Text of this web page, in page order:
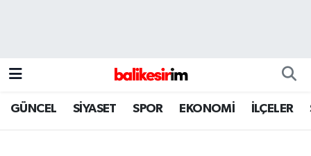
GÜNCEL SİYASET SPOR EKONOMİ İLÇELER